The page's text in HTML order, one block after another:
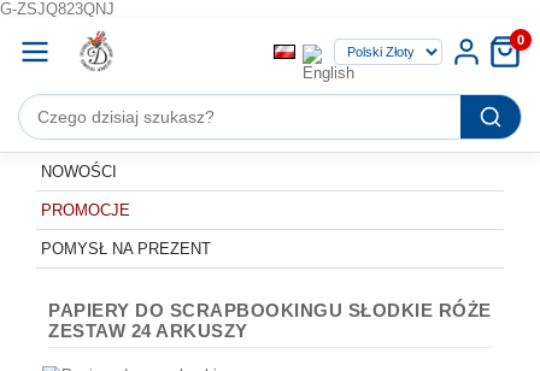
G-ZSJQ823QNJ
0
NOWOŚCI
PROMOCJE
POMYSŁ NA PREZENT
PAPIERY DO SCRAPBOOKINGU SŁODKIE RÓŻE
ZESTAW 24 ARKUSZY